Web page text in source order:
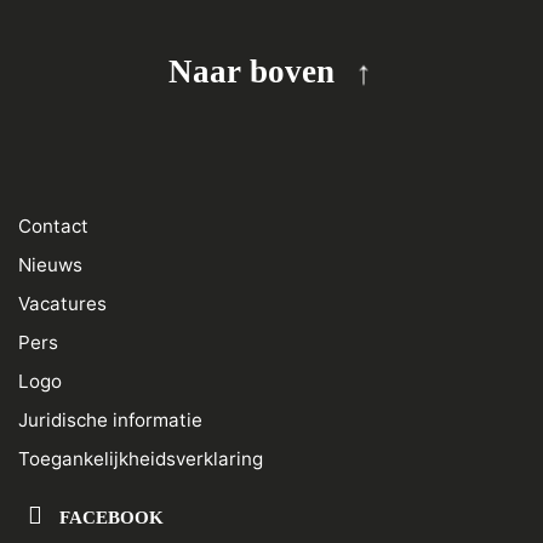
Naar boven
Contact
Nieuws
Vacatures
Pers
Logo
Juridische informatie
Toegankelijkheidsverklaring
FACEBOOK